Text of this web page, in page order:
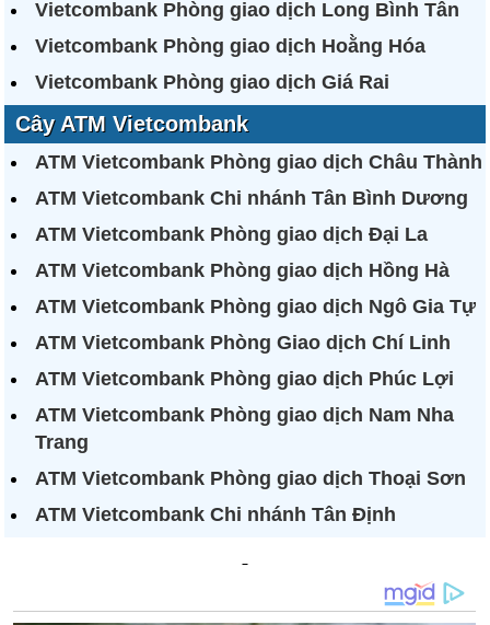
Vietcombank Phòng giao dịch Long Bình Tân
Vietcombank Phòng giao dịch Hoằng Hóa
Vietcombank Phòng giao dịch Giá Rai
Cây ATM Vietcombank
ATM Vietcombank Phòng giao dịch Châu Thành
ATM Vietcombank Chi nhánh Tân Bình Dương
ATM Vietcombank Phòng giao dịch Đại La
ATM Vietcombank Phòng giao dịch Hồng Hà
ATM Vietcombank Phòng giao dịch Ngô Gia Tự
ATM Vietcombank Phòng Giao dịch Chí Linh
ATM Vietcombank Phòng giao dịch Phúc Lợi
ATM Vietcombank Phòng giao dịch Nam Nha
Trang
ATM Vietcombank Phòng giao dịch Thoại Sơn
ATM Vietcombank Chi nhánh Tân Định